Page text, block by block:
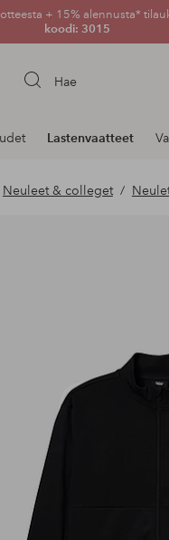
+ 15% alennusta*
koodi: 3015
Hae
Lastenvaatteet
Neuleet & colleget